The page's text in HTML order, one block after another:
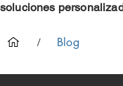
soluciones
/ Blog